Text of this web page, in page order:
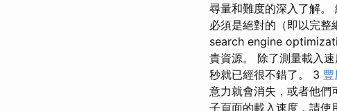
尋量和難度的深入了解
必須是絕對的（即以完
search engine
貴資源。 除了測量載入
秒就已經很不錯了。 3 豐
意力就會消失，或者他們
子頁面的載入速度，請使